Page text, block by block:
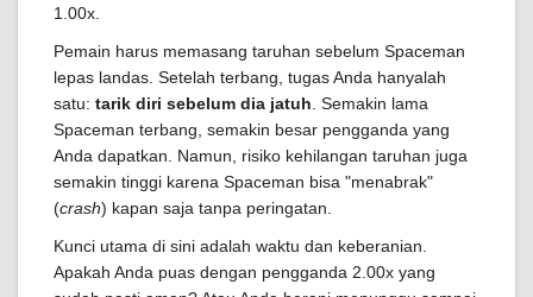
1.00x.
Pemain harus memasang taruhan sebelum Spaceman
lepas landas. Setelah terbang, tugas Anda hanyalah
satu: tarik diri sebelum dia jatuh . Semakin lama
Spaceman terbang, semakin besar pengganda yang
Anda dapatkan. Namun, risiko kehilangan taruhan juga
semakin tinggi karena Spaceman bisa "menabrak"
(crash) kapan saja tanpa peringatan.
Kunci utama di sini adalah waktu dan keberanian.
Apakah Anda puas dengan pengganda 2.00x yang